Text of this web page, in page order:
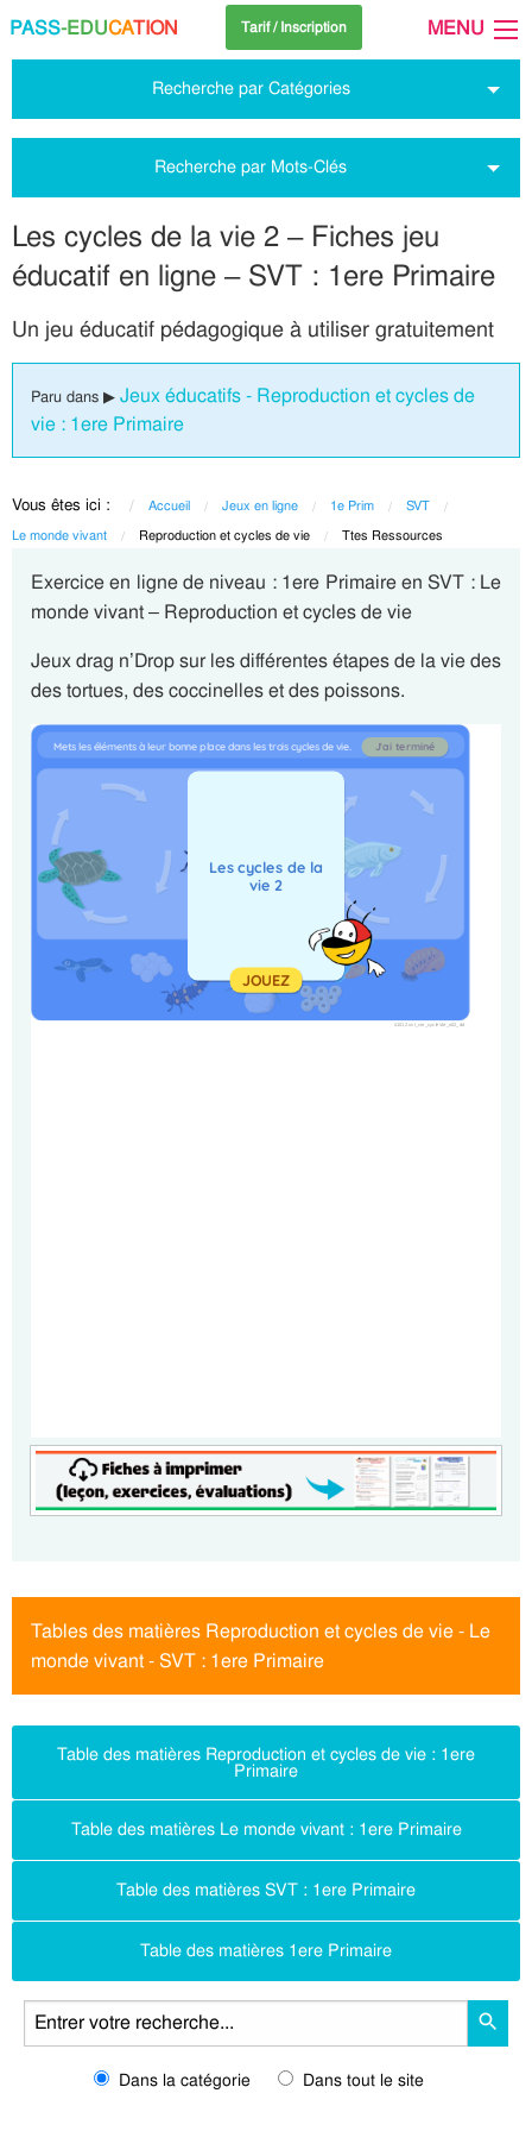
PASS-EDUCATION Tarif / Inscription MENU
Recherche par Catégories
Recherche par Mots-Clés
Les cycles de la vie 2 – Fiches jeu
éducatif en ligne – SVT : 1ere Primaire
Un jeu éducatif pédagogique à utiliser gratuitement
Paru dans ▶ Jeux éducatifs - Reproduction et cycles de
vie : 1ere Primaire
Vous êtes ici : Accueil Jeux en ligne 1e Prim
SVT
Le monde vivant
Current:
Reproduction et cycles de vie Current:
Ttes Ressources
Exercice en ligne de niveau : 1ere Primaire en SVT : Le
monde vivant – Reproduction et cycles de vie
Jeux drag n’Drop sur les différentes étapes de la vie des
des tortues, des coccinelles et des poissons.
Tables des matières Reproduction et cycles de vie - Le
monde vivant - SVT : 1ere Primaire
Table des matières Reproduction et cycles de vie : 1ere
Primaire
Table des matières Le monde vivant : 1ere Primaire
Table des matières SVT : 1ere Primaire
Table des matières 1ere Primaire
Dans la catégorie Dans tout le site